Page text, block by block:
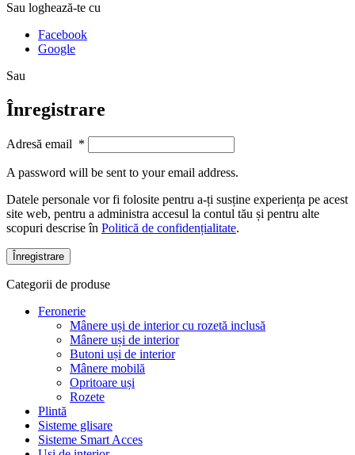
Sau loghează-te cu
Facebook
Google
Sau
Înregistrare
Adresă email *
A password will be sent to your email address.
Datele personale vor fi folosite pentru a-ți susține experiența pe acest
site web, pentru a administra accesul la contul tău și pentru alte
scopuri descrise în Politică de confidențialitate.
Înregistrare
Categorii de produse
Feronerie
Mânere uși de interior cu rozetă inclusă
Mânere uși de interior
Butoni uși de interior
Mânere mobilă
Opritoare uși
Rozete
Plintă
Sisteme glisare
Sisteme Smart Acces